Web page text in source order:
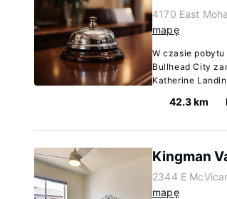
4170 East
mapę
W czasie
Bullhead City
Katherine
42.3 km
Kingman
2344 E
mapę